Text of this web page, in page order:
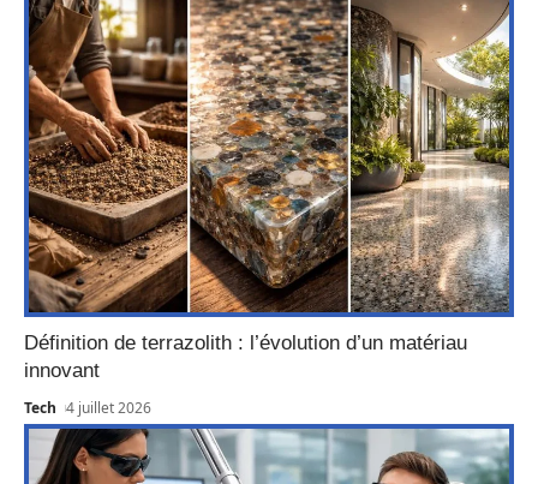
Définition de terrazolith : l’évolution d’un matériau
innovant
Tech 4 juillet 2026